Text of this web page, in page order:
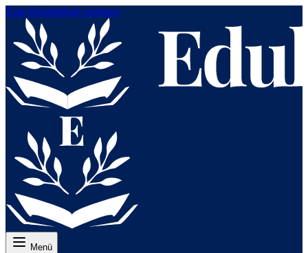
Zum Hauptinhalt springen
Menü